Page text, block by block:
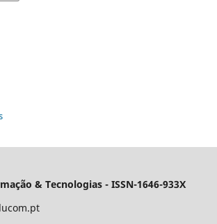
& Tecnologias - ISSN-1646-933X